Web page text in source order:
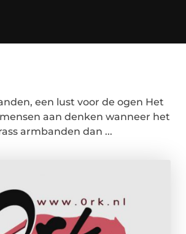
een lust voor de ogen Het
aan denken wanneer het
armbanden dan ...